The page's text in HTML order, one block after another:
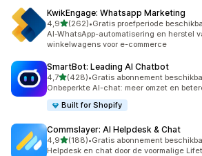
KwikEngage: Whatsapp Marketing
4,9van 5 sterren
(262)
262 recensies in totaal
•Gratis proefperiode
AI-WhatsApp-automatisering en herstel
winkelwagens voor e-commerce
SmartBot: Leading AI Chatbot
4,7van 5 sterren
(428)
428 recensies in totaal
•Gratis abonnement
Onbeperkte AI-chat: meer omzet en
Built for Shopify
Commslayer: AI Helpdesk & Chat
4,9van 5 sterren
(188)
188 recensies in totaal
•Gratis abonnement
Helpdesk en chat door de voormalige